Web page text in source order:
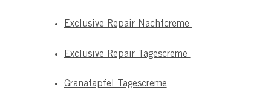
Exclusive Repair Nachtcreme
Exclusive Repair Tagescreme
Granatapfel Tagescreme